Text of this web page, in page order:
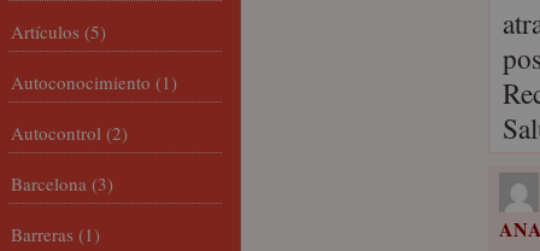
Artículos (5)
Autoconocimiento (1)
Autocontrol (2)
Barcelona (3)
Barreras (1)